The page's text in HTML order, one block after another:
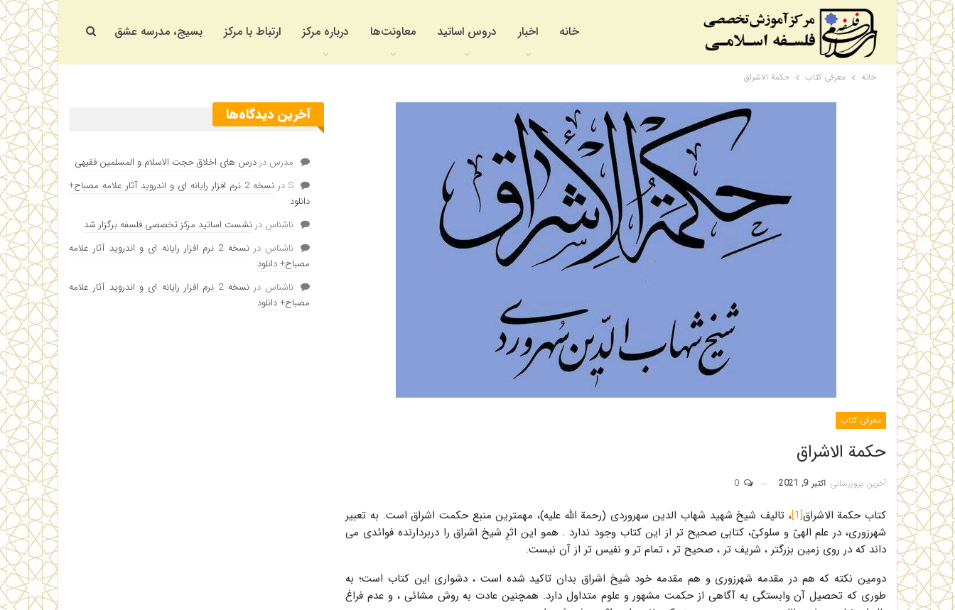
خانه اخبار دروس اساتید معاونت‌ها درباره مرکز ارتباط با مرکز بسیج، مدرسه عشق
خانه معرفی کتاب حکمة الاشراق
معرفی کتاب
حکمة الاشراق
آخرین بروزرسانی اکتبر 9, 2021
کتاب حکمة الاشراق[1] ، تالیف شیخ شهید شهاب الدین سهروردی (رحمة الله علیه)، مهمترین منبع حکمت اشراق است. به تعبیر
شهرزوری، در علم الهىّ و سلوكىّ، كتابی صحیح تر از این کتاب وجود ندارد . همو این اثرِ شیخ اشراق را دربردارنده فوائدی می
داند که در روی زمین بزرگتر ، شریف تر ، صحیح تر ، تمام تر و نفیس تر از آن نیست.
دومین نکته که هم در مقدمه شهرزوری و هم مقدمه خود شیخ اشراق بدان تاکید شده است ، دشواری این کتاب است؛ به
طوری که تحصیل آن وابستگی به آگاهی از حکمت مشهور و علوم متداول دارد. همچنین عادت به روش مشائی ، و عدم فراغ
آخرین دیدگاه‌ها
مدرس در درس های اخلاق حجت الاسلام و المسلمین فقیهی
Sدر
نسخه 2 نرم افزار رایانه ای و اندروید آثار علامه مصباح+
دانلود
ناشناس در نشست اساتید مرکز تخصصی فلسفه برگزار شد
ناشناس در
نسخه 2 نرم افزار رایانه ای و اندروید آثار علامه
مصباح+ دانلود
ناشناس در
نسخه 2 نرم افزار رایانه ای و اندروید آثار علامه
مصباح+ دانلود